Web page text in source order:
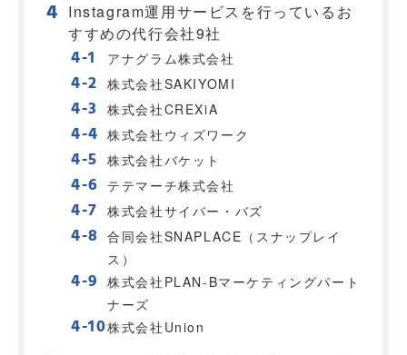
Instagram運用サービスを行っているお
すすめの代行会社9社
アナグラム株式会社
株式会社SAKIYOMI
株式会社CREXiA
株式会社ウィズワーク
株式会社バケット
テテマーチ株式会社
株式会社サイバー・バズ
合同会社SNAPLACE（スナップレイ
ス）
株式会社PLAN-Bマーケティングパート
ナーズ
株式会社Union